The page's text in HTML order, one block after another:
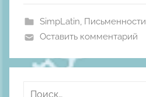
л
Ш
SimpLatin, Письменности
Оставить комментарий
Найти: